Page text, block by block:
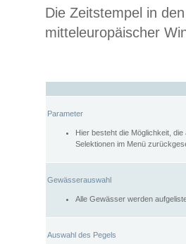
Die Zeitstempel in
mitteleuropäischer
Parameter
Hier besteht die Möglichkeit,
Selektionen im Menü
Gewässerauswahl
Alle Gewässer werden
Auswahl des Pegels